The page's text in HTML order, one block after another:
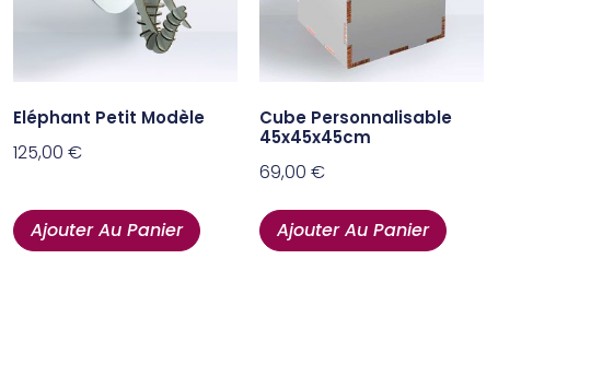
Eléphant Petit Modèle
125,00 €
Ajouter Au Panier
Cube Personnalisable
45x45x45cm
69,00 €
Ajouter Au Panier